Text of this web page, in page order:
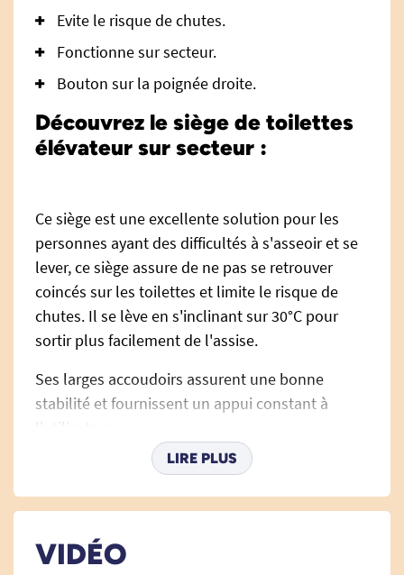
Evite le risque de chutes.
Fonctionne sur secteur.
Bouton sur la poignée droite.
Découvrez le siège de toilettes
élévateur sur secteur :
Ce siège est une excellente solution pour les
personnes ayant des difficultés à s'asseoir et se
lever, ce siège assure de ne pas se retrouver
coincés sur les toilettes et limite le risque de
chutes. Il se lève en s'inclinant sur 30°C pour
sortir plus facilement de l'assise.
Ses larges accoudoirs assurent une bonne
stabilité et fournissent un appui constant à
l'utilisateur.
Il s'actionne facilement en appuyant sur le
s'alimente sur prise secteur grâce à un câble de
3 m.
LIRE PLUS
VIDÉO